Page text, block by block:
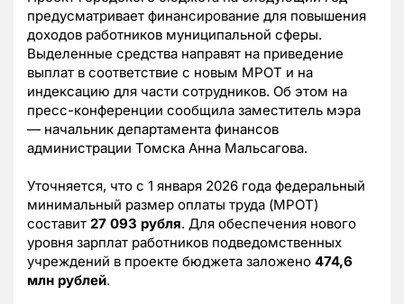
предусматривает финансирование для повышения
доходов работников муниципальной сферы.
Выделенные средства направят на приведение
выплат в соответствие с новым МРОТ и на
индексацию для части сотрудников. Об этом на
пресс-конференции сообщила заместитель мэра
— начальник департамента финансов
администрации Томска Анна Мальсагова.
Уточняется, что с 1 января 2026 года федеральный
минимальный размер оплаты труда (МРОТ)
составит 27 093 рубля. Для обеспечения нового
уровня зарплат работников подведомственных
учреждений в проекте бюджета заложено 474,6
млн рублей.